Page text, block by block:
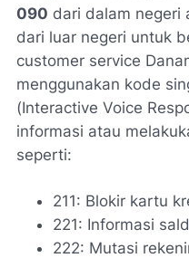
090 dari dalam negeri
dari luar negeri untuk
customer service
menggunakan kode
(Interactive Voice
informasi atau
seperti:
211: Blokir kartu
221: Informasi
222: Mutasi